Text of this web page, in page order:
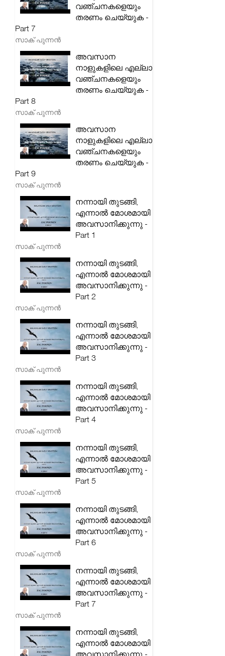
വഞ്ചനകളെയും
തരണം ചെയ്യുക -
Part 7
സാക് പുന്നൻ
അവസാന
നാളുകളിലെ എല്ലാ
വഞ്ചനകളെയും
തരണം ചെയ്യുക -
Part 8
സാക് പുന്നൻ
അവസാന
നാളുകളിലെ എല്ലാ
വഞ്ചനകളെയും
തരണം ചെയ്യുക -
Part 9
സാക് പുന്നൻ
നന്നായി തുടങ്ങി,
എന്നാൽ മോശമായി
അവസാനിക്കുന്നു -
Part 1
സാക് പുന്നൻ
നന്നായി തുടങ്ങി,
എന്നാൽ മോശമായി
അവസാനിക്കുന്നു -
Part 2
സാക് പുന്നൻ
നന്നായി തുടങ്ങി,
എന്നാൽ മോശമായി
അവസാനിക്കുന്നു -
Part 3
സാക് പുന്നൻ
നന്നായി തുടങ്ങി,
എന്നാൽ മോശമായി
അവസാനിക്കുന്നു -
Part 4
സാക് പുന്നൻ
നന്നായി തുടങ്ങി,
എന്നാൽ മോശമായി
അവസാനിക്കുന്നു -
Part 5
സാക് പുന്നൻ
നന്നായി തുടങ്ങി,
എന്നാൽ മോശമായി
അവസാനിക്കുന്നു -
Part 6
സാക് പുന്നൻ
നന്നായി തുടങ്ങി,
എന്നാൽ മോശമായി
അവസാനിക്കുന്നു -
Part 7
സാക് പുന്നൻ
നന്നായി തുടങ്ങി,
എന്നാൽ മോശമായി
അവസാനിക്കുന്നു -